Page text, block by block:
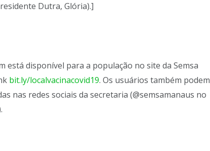
Dutra, Glória).]
está disponível para a população no site da Semsa
bit.ly/localvacinacovid19. Os usuários também podem
nas redes sociais da secretaria (@semsamanaus no